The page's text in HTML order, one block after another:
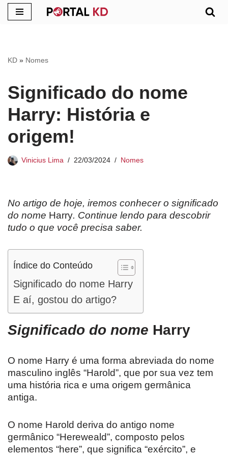
conteúdo
KD » Nomes
Significado do nome
Harry: História e
origem!
Vinicius Lima 22/03/2024 Nomes
No artigo de hoje, iremos conhecer o significado
do nome Harry. Continue lendo para descobrir
tudo o que você precisa saber.
Índice do Conteúdo
Significado do nome Harry
E aí, gostou do artigo?
Significado do nome Harry
O nome Harry é uma forma abreviada do nome
masculino inglês “Harold”, que por sua vez tem
uma história rica e uma origem germânica
antiga.
O nome Harold deriva do antigo nome
germânico “Hereweald”, composto pelos
elementos “here”, que significa “exército”, e